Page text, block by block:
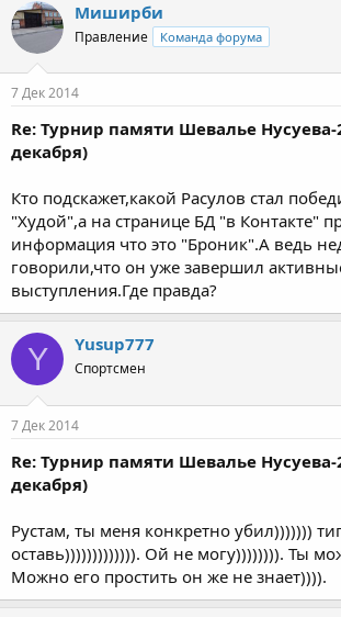
Миширби
Правление Команда форума
7 Дек 2014
Re: Турнир памяти Шевалье Нусуева-
декабря)
Кто подскажет,какой Расулов стал
"Худой",а на странице БД "в Контакте"
информация что это "Броник".А ведь
говорили,что он уже завершил
выступления.Где правда?
Y Yusup777
Спортсмен
7 Дек 2014
Re: Турнир памяти Шевалье Нусуева-
декабря)
Рустам, ты меня конкретно убил)))))))
оставь))))))))))))). Ой не могу)))))))). Ты
Можно его простить он же не знает)))).